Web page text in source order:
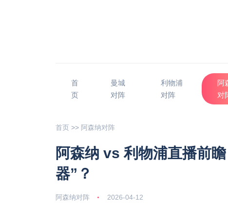
首
页
曼城
对阵
利物浦
对阵
阿
对
首页 >> 阿森纳对阵
阿森纳 vs 利物浦直播前
器”？
阿森纳对阵 2026-04-12